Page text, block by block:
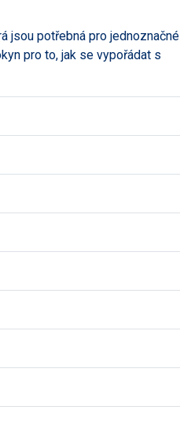
jsou potřebná pro jednoznačné
pro to, jak se vypořádat s